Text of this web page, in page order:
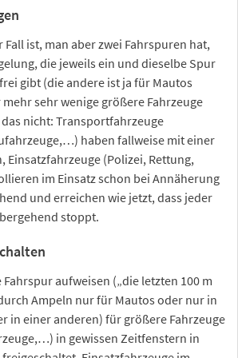
ist, man aber zwei Fahrspuren hat,
die jeweils ein und dieselbe Spur
gibt (die andere ist ja für Mautos
sehr wenige größere Fahrzeuge
nicht: Transportfahrzeuge
haben fallweise mit einer
Einsatzfahrzeuge (Polizei, Rettung,
im Einsatz schon bei Annäherung
und erreichen wie jetzt, dass jeder
stoppt.
aufweisen („die letzten 100 m
Ampeln nur für Mautos oder nur in
in einer anderen) für größere Fahrzeuge
in gewissen Zeitfenstern in